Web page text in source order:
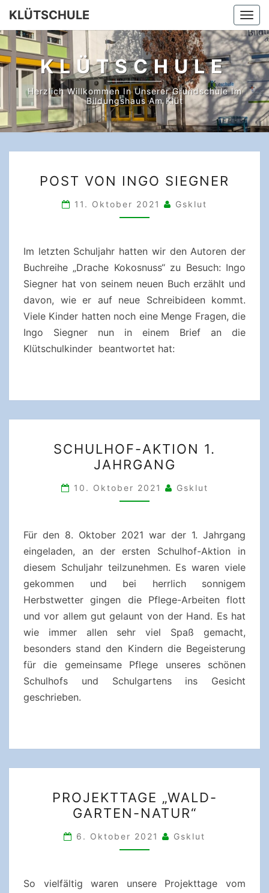
Skip
content
KLÜTSCHULE
KLÜTSCHULE
Herzlich Willkommen In Unserer Grundschule Im
Bildungshaus Am Klüt
VON
INGO
SIEGNER
POST VON INGO SIEGNER
11. Oktober 2021 Gsklut
Im letzten Schuljahr hatten wir den Autoren der
Buchreihe „Drache Kokosnuss“ zu Besuch: Ingo
Siegner hat von seinem neuen Buch erzählt und
davon, wie er auf neue Schreibideen kommt.
Viele Kinder hatten noch eine Menge Fragen, die
Ingo Siegner nun in einem Brief an die
Klütschulkinder beantwortet hat:
AKTION
1.
JAHRGANG
SCHULHOF-AKTION 1.
JAHRGANG
10. Oktober 2021 Gsklut
Für den 8. Oktober 2021 war der 1. Jahrgang
eingeladen, an der ersten Schulhof-Aktion in
diesem Schuljahr teilzunehmen. Es waren viele
gekommen und bei herrlich sonnigem
Herbstwetter gingen die Pflege-Arbeiten flott
und vor allem gut gelaunt von der Hand. Es hat
wie immer allen sehr viel Spaß gemacht,
besonders stand den Kindern die Begeisterung
für die gemeinsame Pflege unseres schönen
Schulhofs und Schulgartens ins Gesicht
geschrieben.
„WALD-
GARTEN-
NATUR“
PROJEKTTAGE „WALD-
GARTEN-NATUR“
6. Oktober 2021 Gsklut
So vielfältig waren unsere Projekttage vom